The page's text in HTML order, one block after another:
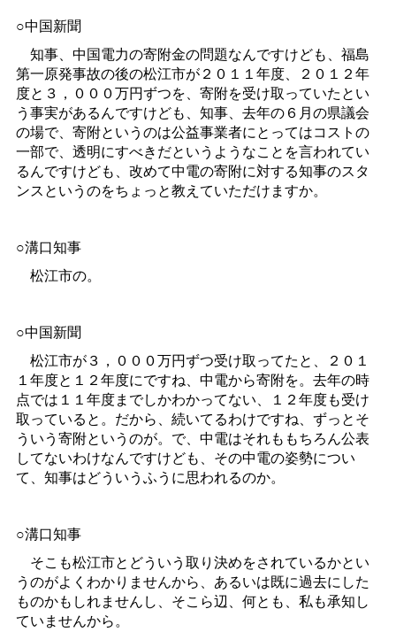
○中国新聞
知事、中国電力の寄附金の問題なんですけども、福島
第一原発事故の後の松江市が２０１１年度、２０１２年
度と３，０００万円ずつを、寄附を受け取っていたとい
う事実があるんですけども、知事、去年の６月の県議会
の場で、寄附というのは公益事業者にとってはコストの
一部で、透明にすべきだというようなことを言われてい
るんですけども、改めて中電の寄附に対する知事のスタ
ンスというのをちょっと教えていただけますか。
○溝口知事
松江市の。
○中国新聞
松江市が３，０００万円ずつ受け取ってたと、２０１
１年度と１２年度にですね、中電から寄附を。去年の時
点では１１年度までしかわかってない、１２年度も受け
取っていると。だから、続いてるわけですね、ずっとそ
ういう寄附というのが。で、中電はそれももちろん公表
してないわけなんですけども、その中電の姿勢につい
て、知事はどういうふうに思われるのか。
○溝口知事
そこも松江市とどういう取り決めをされているかとい
うのがよくわかりませんから、あるいは既に過去にした
ものかもしれませんし、そこら辺、何とも、私も承知し
ていませんから。